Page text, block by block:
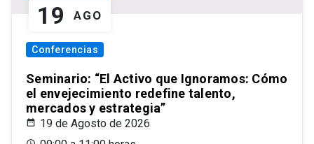
19 AGO
Conferencias
Seminario: “El Activo que Ignoramos: Cómo
el envejecimiento redefine talento,
mercados y estrategia”
19 de Agosto de 2026